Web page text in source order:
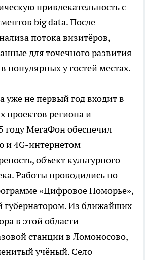
привлекательность с
big data. После
потока визитёров,
для точечного развития
популярных у гостей местах.
уже не первый год входит в
проектов региона и
году МегаФон обеспечил
и 4G-интернетом
объект культурного
Работы проводились по
«Цифровое Поморье»,
Из ближайших
в этой области —
станции в Ломоносово,
учёный. Село